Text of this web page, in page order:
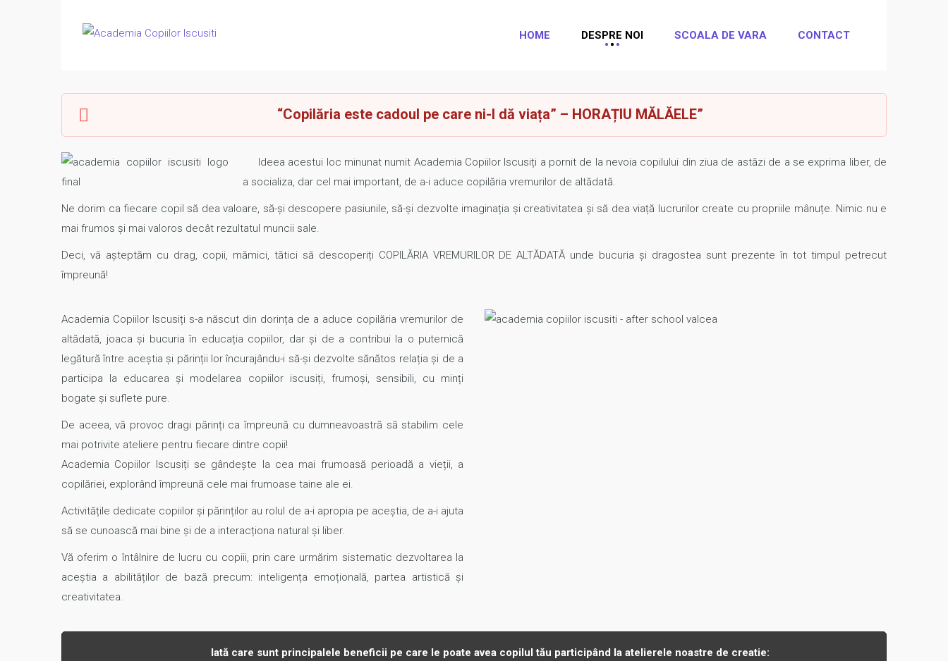
HOME DESPRE NOI SCOALA DE VARA CONTACT
“Copilăria este cadoul pe care ni-l dă viața” – HORAȚIU MĂLĂELE”
Ideea acestui loc minunat numit Academia Copiilor Iscusiți a pornit de la nevoia copilului din ziua de astăzi de a se exprima liber, de
a socializa, dar cel mai important, de a-i aduce copilăria vremurilor de altădată.
Ne dorim ca fiecare copil să dea valoare, să-și descopere pasiunile, să-și dezvolte imaginația și creativitatea și să dea viață lucrurilor create cu propriile mânuțe. Nimic nu e
mai frumos și mai valoros decât rezultatul muncii sale.
Deci, vă așteptăm cu drag, copii, mămici, tătici să descoperiți COPILĂRIA VREMURILOR DE ALTĂDATĂ unde bucuria și dragostea sunt prezente în tot timpul petrecut
împreună!
Academia Copiilor Iscusiți s-a născut din dorința de a aduce copilăria vremurilor de
altădată, joaca și bucuria în educația copiilor, dar și de a contribui la o puternică
legătură între aceștia și părinții lor încurajându-i să-și dezvolte sănătos relația și de a
participa la educarea și modelarea copiilor iscusiți, frumoși, sensibili, cu minți
bogate și suflete pure.
De aceea, vă provoc dragi părinți ca împreună cu dumneavoastră să stabilim cele
mai potrivite ateliere pentru fiecare dintre copii!
Academia Copiilor Iscusiți se gândește la cea mai frumoasă perioadă a vieții, a
copilăriei, explorând împreună cele mai frumoase taine ale ei.
Activitățile dedicate copiilor și părinților au rolul de a-i apropia pe aceștia, de a-i ajuta
să se cunoască mai bine și de a interacționa natural și liber.
Vă oferim o întâlnire de lucru cu copiii, prin care urmărim sistematic dezvoltarea la
aceștia a abilităților de bază precum: inteligența emoțională, partea artistică și
creativitatea.
Iată care sunt principalele beneficii pe care le poate avea copilul tău participând la atelierele noastre de creatie: